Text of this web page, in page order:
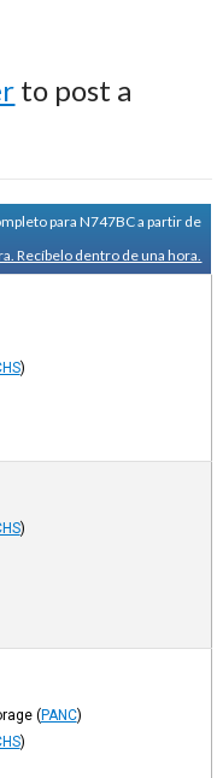
to post a
para N747BC a partir de
Recíbelo dentro de una hora.
)
)
(PANC)
)